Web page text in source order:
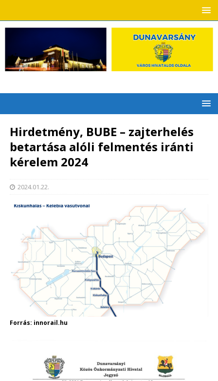
Hirdetmény, BUBE – zajterhelés
betartása alóli felmentés iránti
kérelem 2024
2024.01.22.
Forrás: innorail.hu